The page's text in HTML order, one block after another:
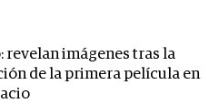
revelan imágenes tras la
de la primera película en